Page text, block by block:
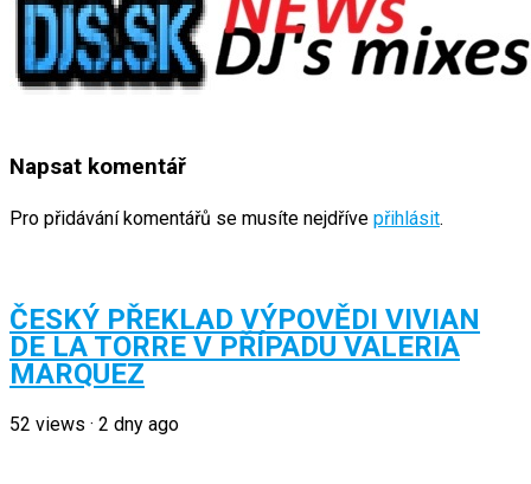
Napsat komentář
Pro přidávání komentářů se musíte nejdříve přihlásit.
ČESKÝ PŘEKLAD VÝPOVĚDI VIVIAN
DE LA TORRE V PŘÍPADU VALERIA
MARQUEZ
52 views · 2 dny ago